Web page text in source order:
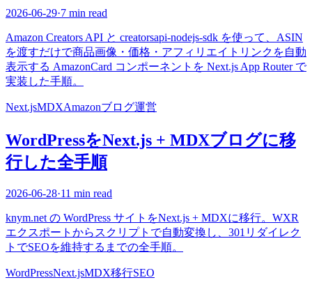
2026-06-29·7 min read
Amazon Creators API と creatorsapi-nodejs-sdk を使って、ASIN
を渡すだけで商品画像・価格・アフィリエイトリンクを自動
表示する AmazonCard コンポーネントを Next.js App Router で
実装した手順。
Next.jsMDXAmazonブログ運営
WordPressをNext.js + MDXブログに移
行した全手順
2026-06-28·11 min read
knym.net の WordPress サイトをNext.js + MDXに移行。WXR
エクスポートからスクリプトで自動変換し、301リダイレク
トでSEOを維持するまでの全手順。
WordPressNext.jsMDX移行SEO